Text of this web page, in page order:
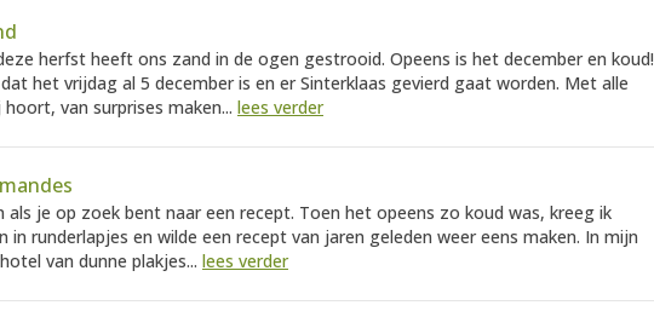
herfst heeft ons zand in de ogen gestrooid. Opeens is het december en koud!
het vrijdag al 5 december is en er Sinterklaas gevierd gaat worden. Met alle
van surprises maken... lees verder
als je op zoek bent naar een recept. Toen het opeens zo koud was, kreeg ik
in runderlapjes en wilde een recept van jaren geleden weer eens maken. In mijn
van dunne plakjes... lees verder